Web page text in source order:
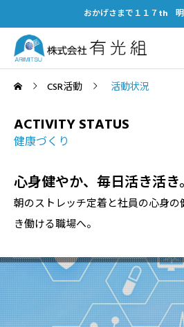
おかげさまで１１７th
CSR活動 活動状況
ACTIVITY STATUS
健康づくり
心身健やか、毎日活き活き。
朝のストレッチ定着と社員の心身
き働ける職場へ。